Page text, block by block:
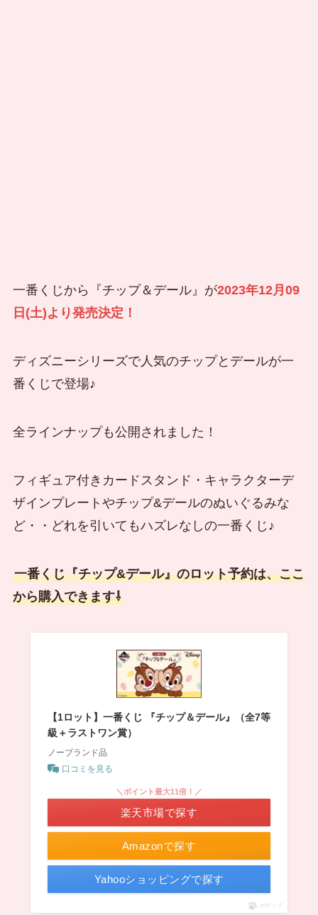
一番くじから『チップ＆デール』が2023年12月09
日(土)より発売決定！
ディズニーシリーズで人気のチップとデールが一
番くじで登場♪
全ラインナップも公開されました！
フィギュア付きカードスタンド・キャラクターデ
ザインプレートやチップ&デールのぬいぐるみな
ど・・どれを引いてもハズレなしの一番くじ♪
一番くじ『チップ&デール』のロット予約は、ここ
から購入できます⇩
【1ロット】一番くじ 『チップ＆デール』（全7等
級＋ラストワン賞）
ノーブランド品
口コミを見る
Amazonで探す
＼ポイント最大11倍！／
楽天市場で探す
Yahooショッピングで探す
ポチップ